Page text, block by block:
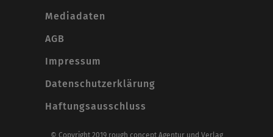
Mediadaten
AGB
Impressum
Datenschutzerklärung
Haftungsausschluss
© Copyright 2019 rough concept Agentur und Verlag